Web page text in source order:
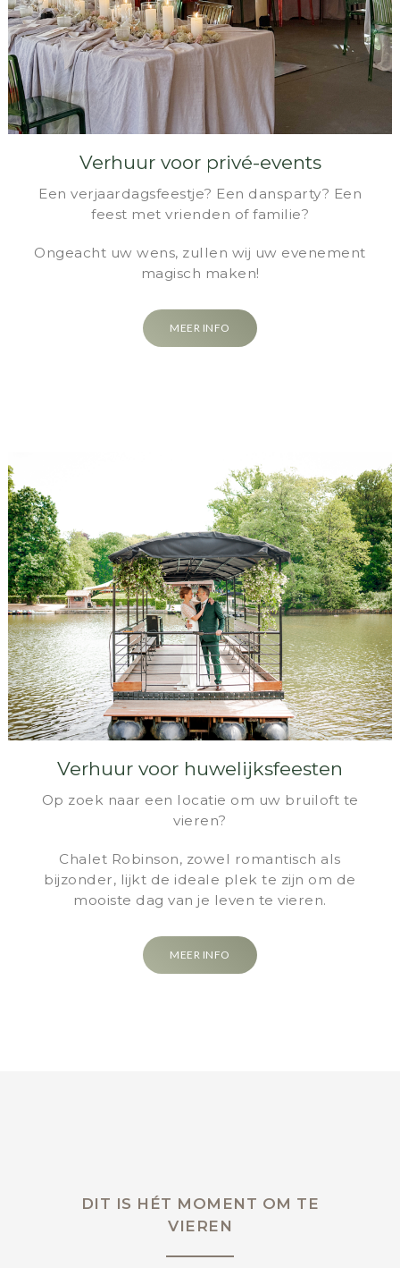
Verhuur voor privé-events
Een verjaardagsfeestje? Een dansparty? Een
feest met vrienden of familie?
Ongeacht uw wens, zullen wij uw evenement
magisch maken!
MEER INFO
Verhuur voor huwelijksfeesten
Op zoek naar een locatie om uw bruiloft te
vieren?
Chalet Robinson, zowel romantisch als
bijzonder, lijkt de ideale plek te zijn om de
mooiste dag van je leven te vieren.
MEER INFO
DIT IS HÉT MOMENT OM TE
VIEREN